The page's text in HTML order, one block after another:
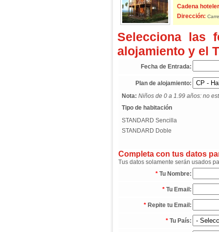
Cadena
Dirección:
Selecciona las
alojamiento y el
Fecha de Entrada:
Plan de alojamiento:
Nota: Niños de 0 a 1.99 años: no
Tipo de habitación
STANDARD Sencilla
STANDARD Doble
Completa con tus datos
Tus datos solamente serán usados
* Tu Nombre:
* Tu Email:
* Repite tu Email:
* Tu País: